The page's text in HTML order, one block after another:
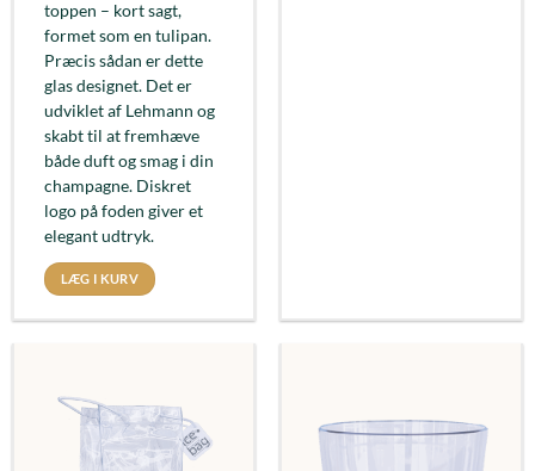
toppen – kort sagt,
formet som en tulipan.
Præcis sådan er dette
glas designet. Det er
udviklet af Lehmann og
skabt til at fremhæve
både duft og smag i din
champagne. Diskret
logo på foden giver et
elegant udtryk.
LÆG I KURV